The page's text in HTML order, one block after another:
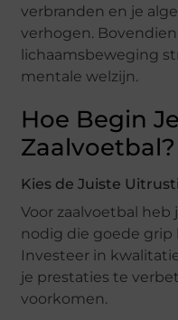
verbranden en je
verhogen.
lichaamsbeweging
mentale welzijn.
Hoe Begin
Zaalvoetbal?
Kies de Juiste
Voor zaalvoetbal
nodig die goede grip
Investeer in
je prestaties te
voorkomen.